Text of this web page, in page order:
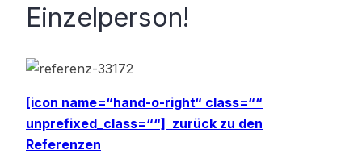
Einzelperson!
[icon name=“hand-o-right“ class=““
unprefixed_class=““] zurück zu den
Referenzen